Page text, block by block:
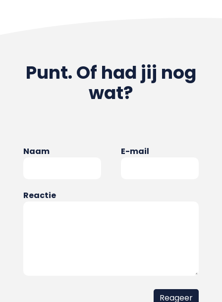
Punt. Of had jij nog
wat?
Naam E-mail
Reactie